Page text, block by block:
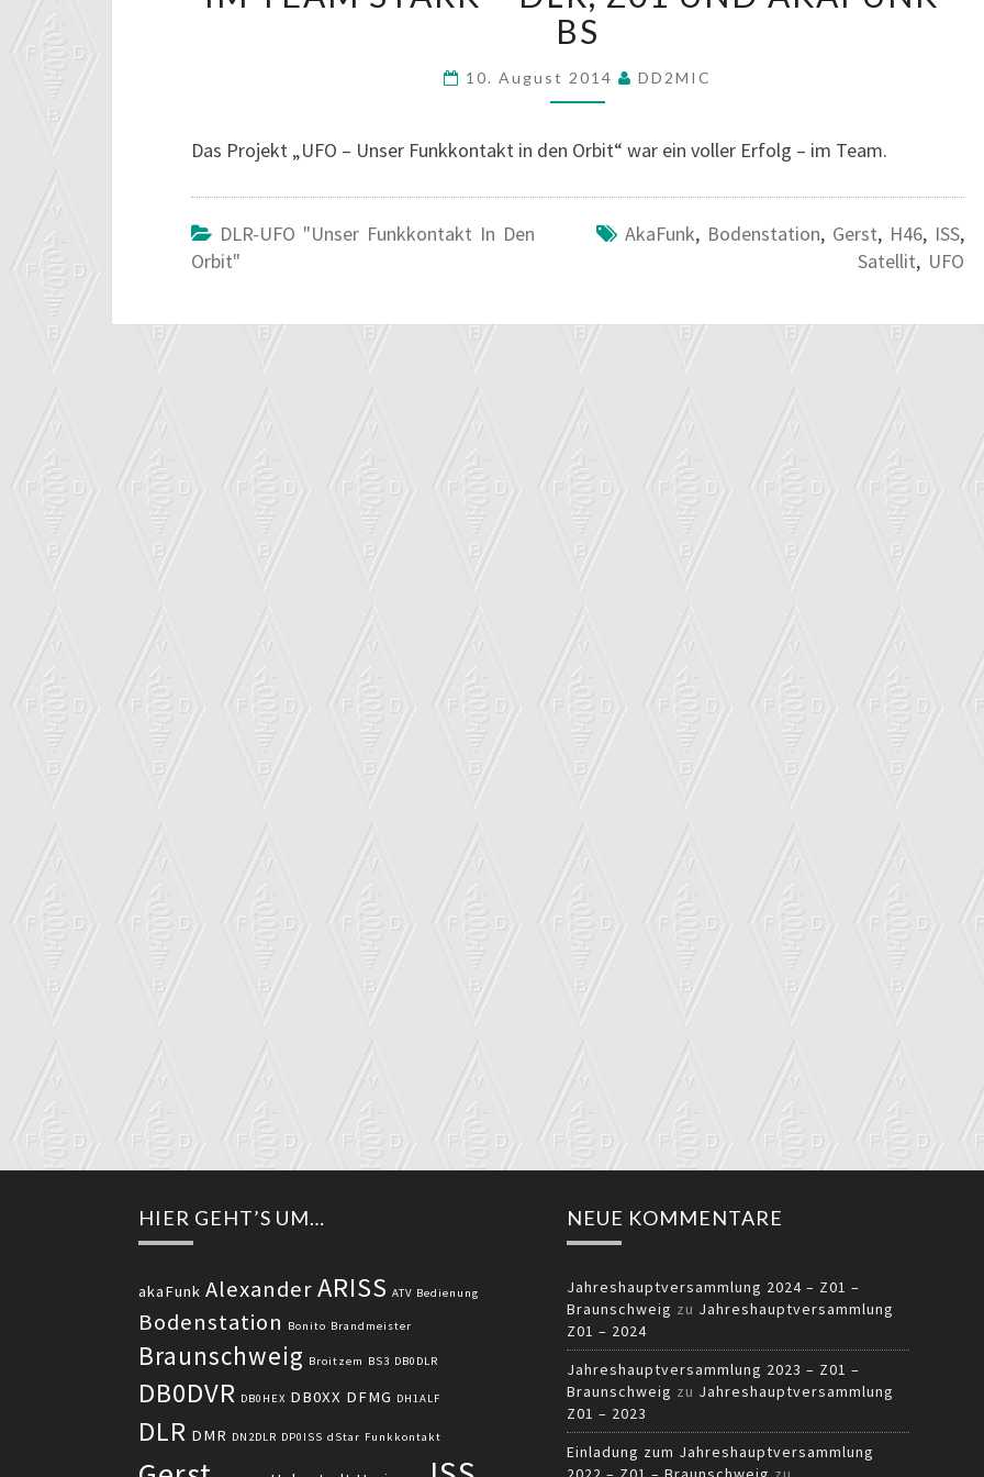
STARK
–
DLR,
Z01
AKAFUNK-
BS
10. August 2014 DD2MIC
Das Projekt „UFO – Unser Funkkontakt in den Orbit“ war ein voller Erfolg – im Team.
DLR-UFO "unser Funkkontakt In Den
Orbit"
AkaFunk, Bodenstation, Gerst, H46, ISS,
Satellit, UFO
HIER GEHT’S UM…
akaFunk AlexanderARISS ATV Bedienung
Bodenstation Bonito Brandmeister
Braunschweig Broitzem BS3 DB0DLR
DB0DVR DB0HEX DB0XX DFMG DH1ALF
DLR DMR DN2DLR DP0ISS dStar Funkkontakt
NEUE KOMMENTARE
Jahreshauptversammlung 2024 – Z01 –
Braunschweig zu Jahreshauptversammlung
Z01 – 2024
Jahreshauptversammlung 2023 – Z01 –
Braunschweig zu Jahreshauptversammlung
Z01 – 2023
Einladung zum Jahreshauptversammlung